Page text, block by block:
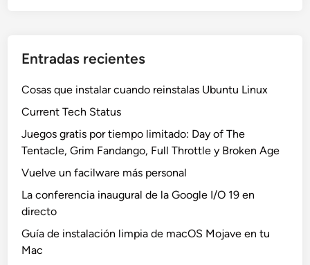
Entradas recientes
Cosas que instalar cuando reinstalas Ubuntu Linux
Current Tech Status
Juegos gratis por tiempo limitado: Day of The
Tentacle, Grim Fandango, Full Throttle y Broken Age
Vuelve un facilware más personal
La conferencia inaugural de la Google I/O 19 en
directo
Guía de instalación limpia de macOS Mojave en tu
Mac